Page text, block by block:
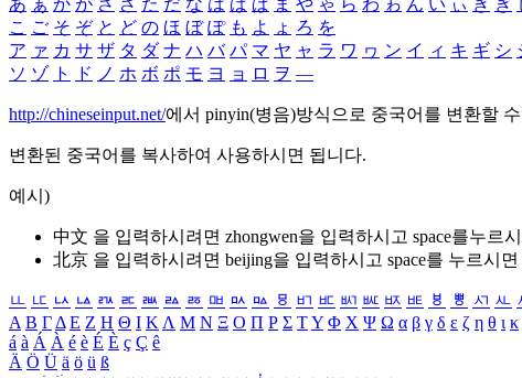
あ ぁ か が さ ざ た だ な は ば ぱ ま や ゃ ら わ ゎ ん い ぃ き ぎ
こ ご そ ぞ と ど の ほ ぼ ぽ も よ ょ ろ を
ア ァ カ サ ザ タ ダ ナ ハ バ パ マ ヤ ャ ラ ワ ヮ ン イ ィ キ ギ シ
ソ ゾ ト ド ノ ホ ボ ポ モ ヨ ョ ロ ヲ ―
http://chineseinput.net/에서 pinyin(병음)방식으로 중국어를 변환할
변환된 중국어를 복사하여 사용하시면 됩니다.
예시)
中文 을 입력하시려면 zhongwen을 입력하시고 space를누르
北京 을 입력하시려면 beijing을 입력하시고 space를 누르시
ㅥ ㅦ ㅧ ㅨ ㅩ ㅪ ㅫ ㅬ ㅭ ㅮ ㅯ ㅰ ㅱ ㅲ ㅳ ㅴ ㅵ ㅶ ㅷ ㅸ ㅹ ㅺ ㅻ
Α Β ΓΔ Ε Ζ Η Θ Ι ΚΛ Μ Ν Ξ Ο Π Ρ Σ ΤΥ Φ Χ Ψ Ω α β γ δ ε ζ η θ ι κ
á à Á À é è É È ç Ç ê
Ä Ö Ü ä ö ü ß